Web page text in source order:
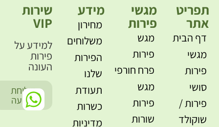
תפריט
אתר
דף הבית
מגשי
פירות
סושי
פירות /
שוקולד
מגשי
פירות
מגש
פירות
פרח חורפי
מגש
פירות
שורות
מידע
מחירון
משלוחים
הפירות
שלנו
תעודת
כשרות
מדיניות
שירות
VIP
למידע על
פירות
העונה
שליחת
הודעה